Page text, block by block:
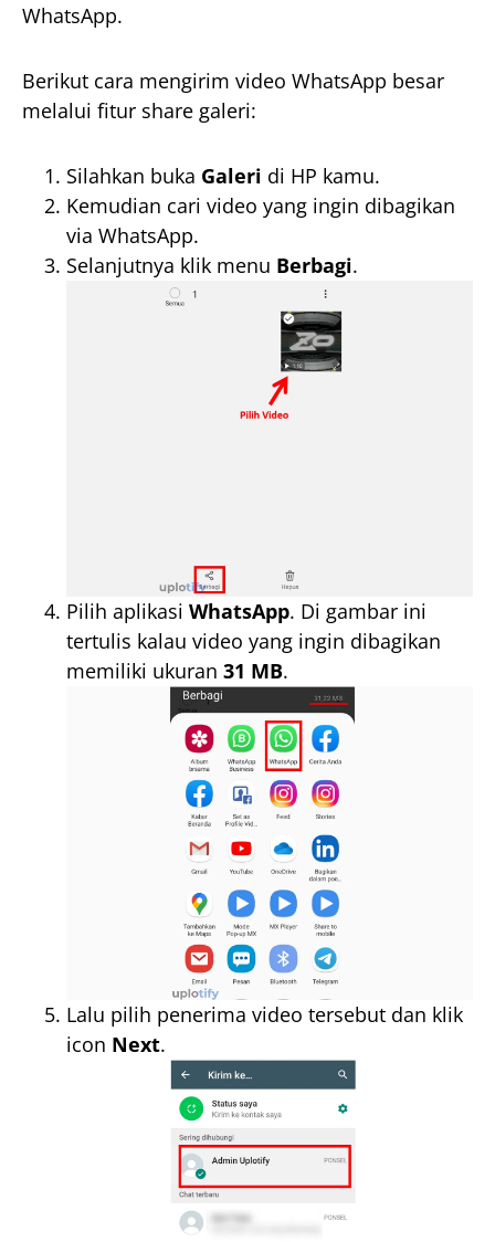
WhatsApp.
Berikut cara mengirim video WhatsApp besar
melalui fitur share galeri:
Silahkan buka Galeri di HP kamu.
Kemudian cari video yang ingin dibagikan
via WhatsApp.
Selanjutnya klik menu Berbagi.
Pilih aplikasi WhatsApp. Di gambar ini
tertulis kalau video yang ingin dibagikan
memiliki ukuran 31 MB.
Lalu pilih penerima video tersebut dan klik
icon Next.